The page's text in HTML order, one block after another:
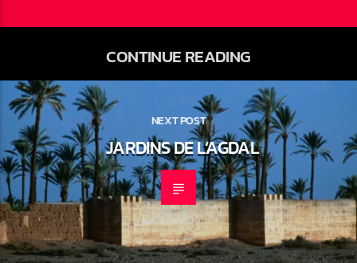
CONTINUE READING
NEXT POST
JARDINS DE L’AGDAL